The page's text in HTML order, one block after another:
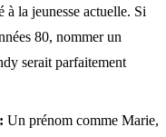
à la jeunesse actuelle. Si
80, nommer un
serait parfaitement
Un prénom comme Marie,